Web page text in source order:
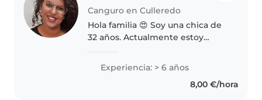
Canguro en Culleredo
Hola familia 😍 Soy una chica de
32 años. Actualmente estoy
flexibilidad. He vivido 4 años en
Reino Unido e Irlanda, donde he..
Experiencia: > 6 años
8,00 €/hora